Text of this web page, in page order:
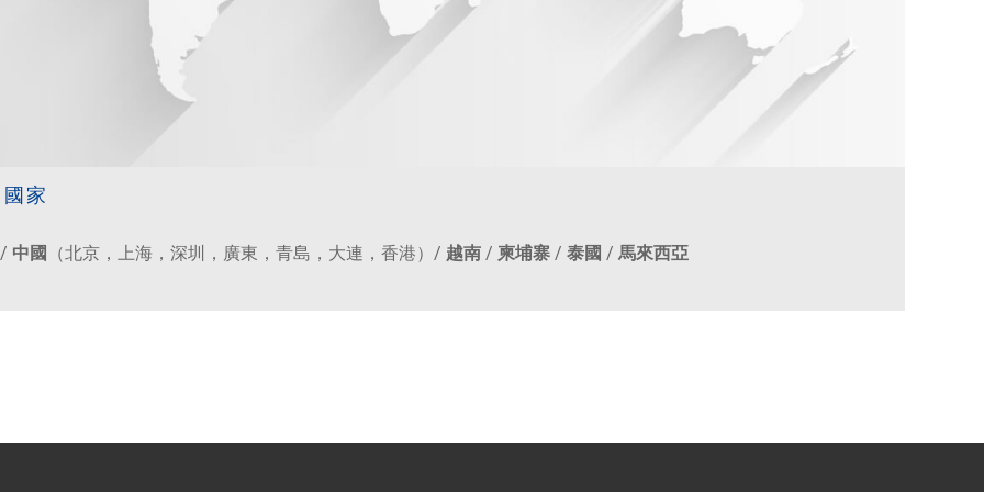
家
中國 （北京，上海，深圳，廣東，青島，大連，香港）/ 越南 / 柬埔寨 / 泰國 / 馬來西亞